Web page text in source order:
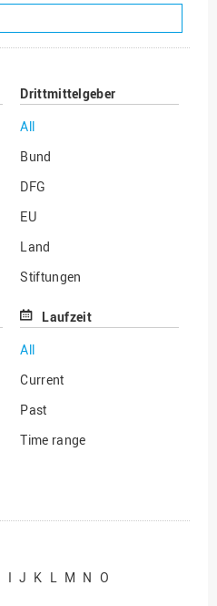
Drittmittelgeber
All
Bund
DFG
EU
Land
Stiftungen
Sonstige
Laufzeit
All
Current
Past
Time range
I J K L M N O